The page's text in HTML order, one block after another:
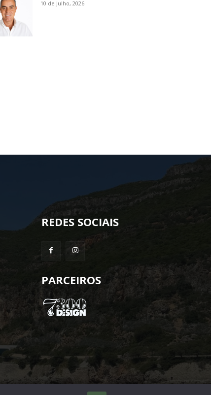
10 de Julho, 2026
REDES SOCIAIS
PARCEIROS